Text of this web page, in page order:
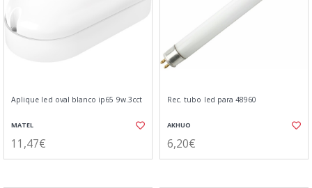
Aplique led oval blanco ip65 9w.3cct
MATEL
11,47€
Rec. tubo led para 48960
AKHUO
6,20€